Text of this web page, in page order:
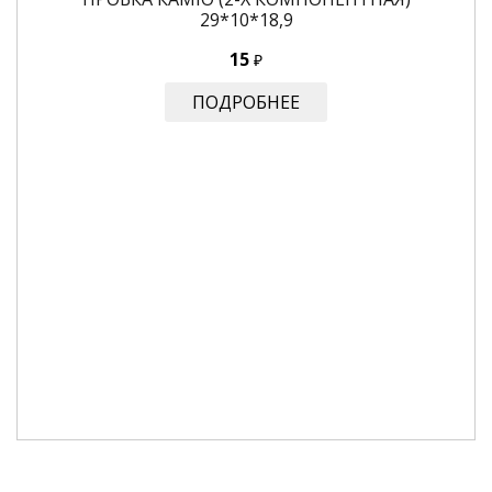
29*10*18,9
15 ₽
ПОДРОБНЕЕ